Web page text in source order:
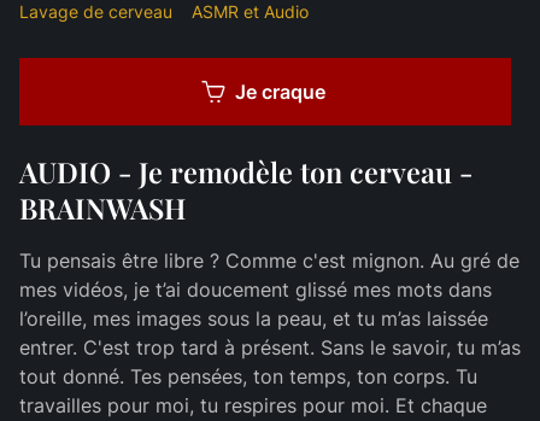
Lavage de cerveau ASMR et Audio
Je craque
AUDIO - Je remodèle ton cerveau -
BRAINWASH
Tu pensais être libre ? Comme c'est mignon. Au gré de
mes vidéos, je t’ai doucement glissé mes mots dans
l’oreille, mes images sous la peau, et tu m’as laissée
entrer. C'est trop tard à présent. Sans le savoir, tu m’as
tout donné. Tes pensées, ton temps, ton corps. Tu
travailles pour moi, tu respires pour moi. Et chaque